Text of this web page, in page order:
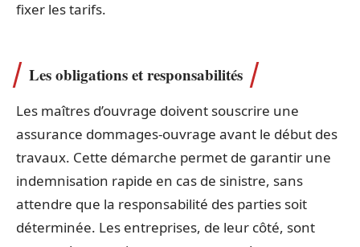
fixer les tarifs.
Les obligations et responsabilités
Les maîtres d’ouvrage doivent souscrire une
assurance dommages-ouvrage avant le début des
travaux. Cette démarche permet de garantir une
indemnisation rapide en cas de sinistre, sans
attendre que la responsabilité des parties soit
déterminée. Les entreprises, de leur côté, sont